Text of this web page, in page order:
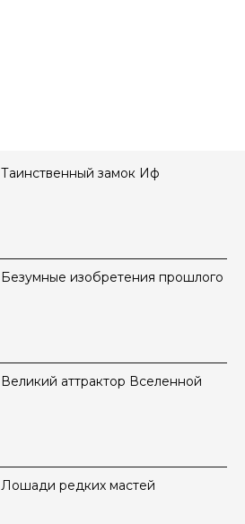
Таинственный замок Иф
Безумные изобретения прошлого
Великий аттрактор Вселенной
Лошади редких мастей